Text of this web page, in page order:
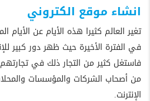
انشاء موقع الكتروني
تغير العالم كثيرا هذه الأيام عن
في الفترة الأخيرة حيث ظهر دور كبير
فاستغل كثير من التجار ذلك في تجارتهم
من أصحاب الشركات والمؤسسات
الإنترنت.